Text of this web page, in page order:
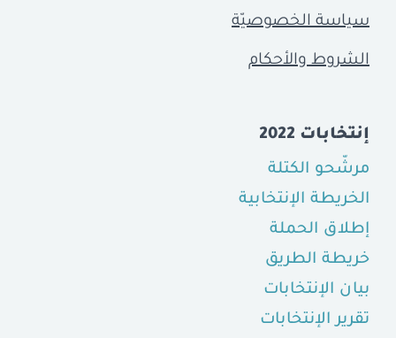
سياسة الخصوصيّة
الشروط والأحكام
إنتخابات 2022
مرشّحو الكتلة
الخريطة الإنتخابية
إطلاق الحملة
خريطة الطريق
بيان الإنتخابات
تقرير الإنتخابات